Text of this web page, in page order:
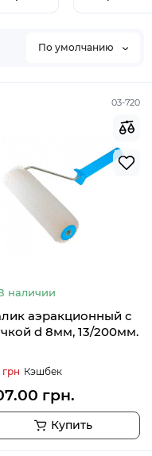
По умолчанию
03-720
наличии
аэракционный с
d 8мм, 13/200мм.
грн Кэшбек
грн.
Купить